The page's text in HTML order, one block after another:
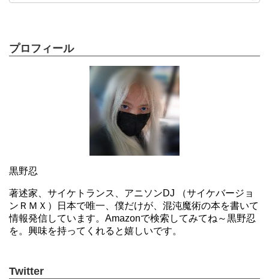
プロフィール
黒野忍
著述家、サイケトランス、アニソンDJ （サイケバージョ
ンＲＭＸ）日本で唯一、僕だけが、混沌魔術の本を書いて
情報発信しています。Amazonで検索してみてね～黒野忍
を。興味を持ってくれると嬉しいです。
Twitter